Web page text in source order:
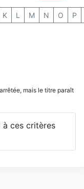
K L M N O P
mais le titre paraît
à ces critères